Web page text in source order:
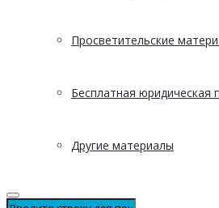
Просветительские
Бесплатная юридическая
Другие материалы